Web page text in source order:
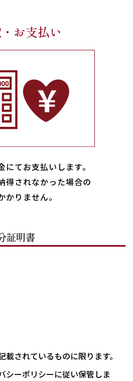
お支払い
にてお支払いします｡
得されなかった場合の
りません。
証明書
されているものに限ります。
シーポリシーに従い保管しま